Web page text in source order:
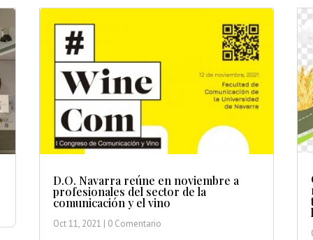
D.O. Navarra reúne en noviembre a
profesionales del sector de la
comunicación y el vino
Oct 11, 2021 | 0 Comentario